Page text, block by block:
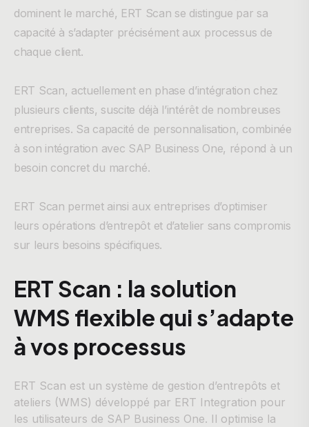
dominent le marché, ERT Scan se distingue par sa
capacité à s’adapter précisément aux processus de
chaque client.
ERT Scan, actuellement en phase d’intégration chez
plusieurs clients, suscite déjà l’intérêt de nombreuses
entreprises. Sa capacité de personnalisation, combinée
à son intégration avec SAP Business One, répond à un
besoin concret du marché.
ERT Scan permet ainsi aux entreprises d’optimiser
leurs opérations d’entrepôt et d’atelier sans compromis
sur leurs besoins spécifiques.
ERT Scan : la solution
WMS flexible qui s’adapte
à vos processus
ERT Scan est un système de gestion d’entrepôts et
ateliers (WMS) développé par ERT Integration pour
les utilisateurs de SAP Business One. Il optimise la